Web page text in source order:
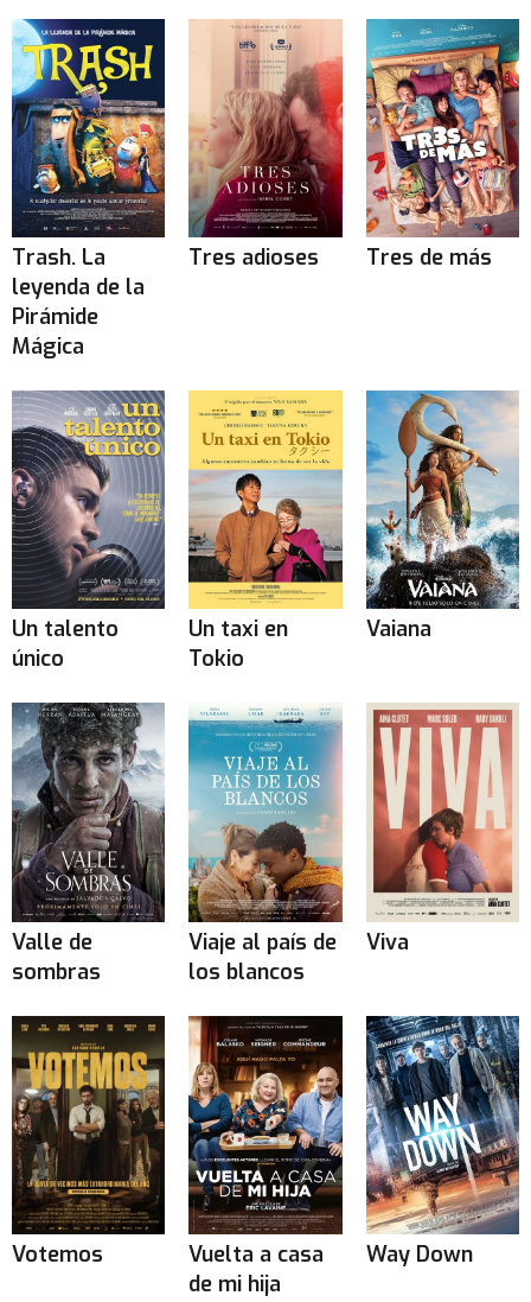
Trash. La
leyenda de la
Pirámide
Mágica
Tres adioses Tres de más
Un talento
único
Un taxi en
Tokio
Vaiana
Valle de
sombras
Viaje al país de
los blancos
Viva
Votemos
Vuelta a casa
de mi hija
Way Down